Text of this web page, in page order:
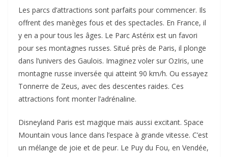
Les parcs d’attractions sont parfaits pour commencer. Ils
offrent des manèges fous et des spectacles. En France, il
y en a pour tous les âges. Le Parc Astérix est un favori
pour ses montagnes russes. Situé près de Paris, il plonge
dans l’univers des Gaulois. Imaginez voler sur OzIris, une
montagne russe inversée qui atteint 90 km/h. Ou essayez
Tonnerre de Zeus, avec des descentes raides. Ces
attractions font monter l’adrénaline.
Disneyland Paris est magique mais aussi excitant. Space
Mountain vous lance dans l’espace à grande vitesse. C’est
un mélange de joie et de peur. Le Puy du Fou, en Vendée,